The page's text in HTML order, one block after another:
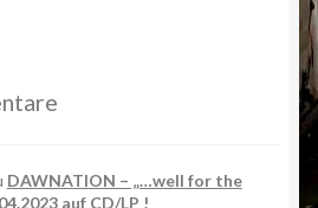
DAWNATION – „…well for the
auf CD/LP !